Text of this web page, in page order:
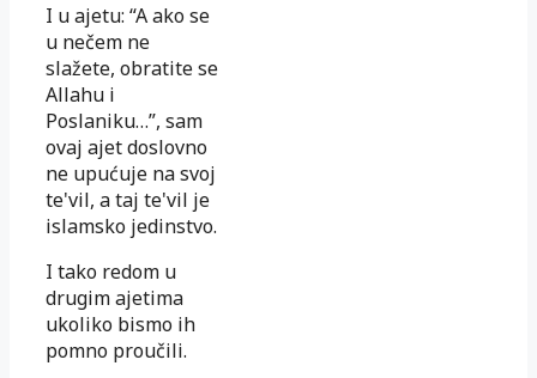
I u ajetu: “A ako se
u nečem ne
slažete, obratite se
Allahu i
Poslaniku…”, sam
ovaj ajet doslovno
ne upućuje na svoj
te'vil, a taj te'vil je
islamsko jedinstvo.
I tako redom u
drugim ajetima
ukoliko bismo ih
pomno proučili.